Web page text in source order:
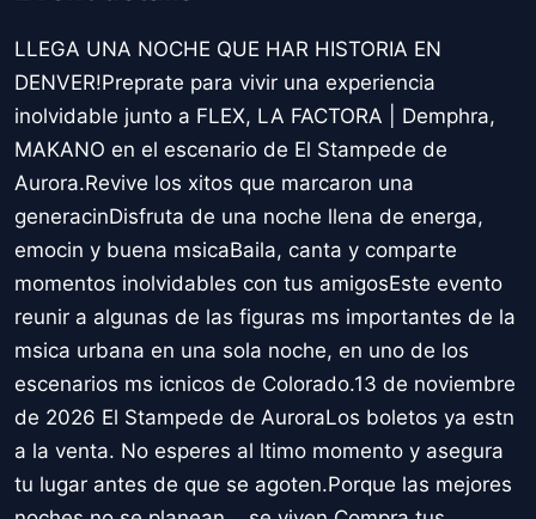
LLEGA UNA NOCHE QUE HAR HISTORIA EN
DENVER!Preprate para vivir una experiencia
inolvidable junto a FLEX, LA FACTORA | Demphra,
MAKANO en el escenario de El Stampede de
Aurora.Revive los xitos que marcaron una
generacinDisfruta de una noche llena de energa,
emocin y buena msicaBaila, canta y comparte
momentos inolvidables con tus amigosEste evento
reunir a algunas de las figuras ms importantes de la
msica urbana en una sola noche, en uno de los
escenarios ms icnicos de Colorado.13 de noviembre
de 2026 El Stampede de AuroraLos boletos ya estn
a la venta. No esperes al ltimo momento y asegura
tu lugar antes de que se agoten.Porque las mejores